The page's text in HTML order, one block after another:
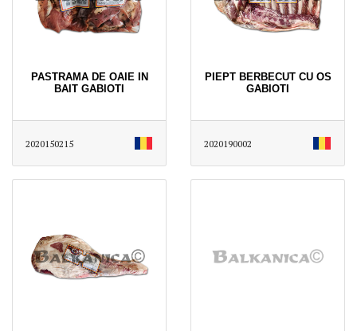
PASTRAMA DE OAIE IN
BAIT GABIOTI
2020150215
PIEPT BERBECUT CU OS
GABIOTI
2020190002